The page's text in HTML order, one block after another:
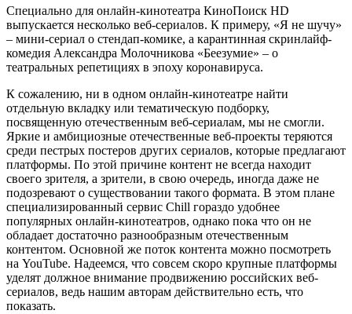
Специально для онлайн-кинотеатра КиноПоиск HD
выпускается несколько веб-сериалов. К примеру, «Я не шучу»
– мини-сериал о стендап-комике, а карантинная скринлайф-
комедия Александра Молочникова «Беезумие» – о
театральных репетициях в эпоху коронавируса.
К сожалению, ни в одном онлайн-кинотеатре найти
отдельную вкладку или тематическую подборку,
посвященную отечественным веб-сериалам, мы не смогли.
Яркие и амбициозные отечественные веб-проекты теряются
среди пестрых постеров других сериалов, которые предлагают
платформы. По этой причине контент не всегда находит
своего зрителя, а зрители, в свою очередь, иногда даже не
подозревают о существовании такого формата. В этом плане
специализированный сервис Chill гораздо удобнее
популярных онлайн-кинотеатров, однако пока что он не
обладает достаточно разнообразным отечественным
контентом. Основной же поток контента можно посмотреть
на YouTube. Надеемся, что совсем скоро крупные платформы
уделят должное внимание продвижению российских веб-
сериалов, ведь нашим авторам действительно есть, что
показать.